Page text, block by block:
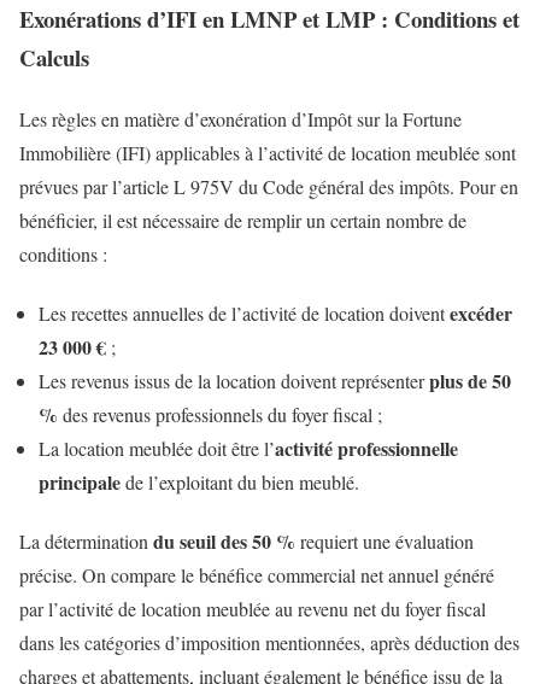
Exonérations d’IFI en LMNP et LMP : Conditions et
Calculs
Les règles en matière d’exonération d’Impôt sur la Fortune
Immobilière (IFI) applicables à l’activité de location meublée sont
prévues par l’article L 975V du Code général des impôts. Pour en
bénéficier, il est nécessaire de remplir un certain nombre de
conditions :
Les recettes annuelles de l’activité de location doiventexcéder
23 000 € ;
Les revenus issus de la location doivent représenterplus de 50
% des revenus professionnels du foyer fiscal ;
La location meublée doit être l’activité professionnelle
principalede l’exploitant du bien meublé.
La déterminationdu seuil des 50 % requiert une évaluation
précise. On compare le bénéfice commercial net annuel généré
par l’activité de location meublée au revenu net du foyer fiscal
dans les catégories d’imposition mentionnées, après déduction des
charges et abattements, incluant également le bénéfice issu de la